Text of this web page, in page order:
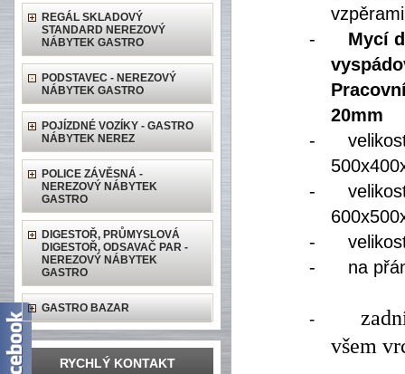
REGÁL SKLADOVÝ
STANDARD NEREZOVÝ
NÁBYTEK GASTRO
PODSTAVEC - NEREZOVÝ
NÁBYTEK GASTRO
POJÍZDNÉ VOZÍKY - GASTRO
NÁBYTEK NEREZ
POLICE ZÁVĚSNÁ -
NEREZOVÝ NÁBYTEK
GASTRO
DIGESTOŘ, PRŮMYSLOVÁ
DIGESTOŘ, ODSAVAČ PAR -
NEREZOVÝ NÁBYTEK
GASTRO
GASTRO BAZAR
RYCHLÝ KONTAKT
-
Mycí
20mm
-
-
-
-
na
-
všem